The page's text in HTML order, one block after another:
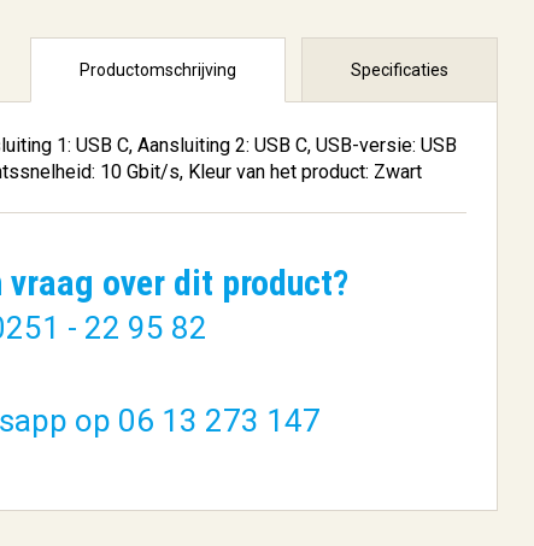
Productomschrijving Specificaties
1: USB C, Aansluiting 2: USB C, USB-versie: USB
10 Gbit/s, Kleur van het product: Zwart
vraag over dit product?
- 22 95 82
op 06 13 273 147